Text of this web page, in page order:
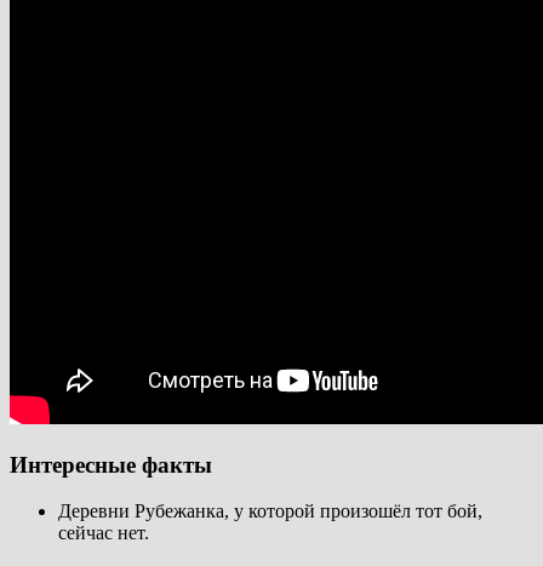
Интересные факты
Деревни Рубежанка, у которой произошёл тот бой,
сейчас нет.